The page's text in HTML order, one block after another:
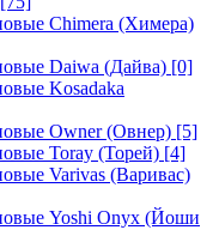
Chimera (Химера)
Daiwa (Дайва) [0]
Kosadaka
Owner (Овнер) [5]
Toray (Торей) [4]
Varivas (Варивас)
Yoshi Onyx (Йоши